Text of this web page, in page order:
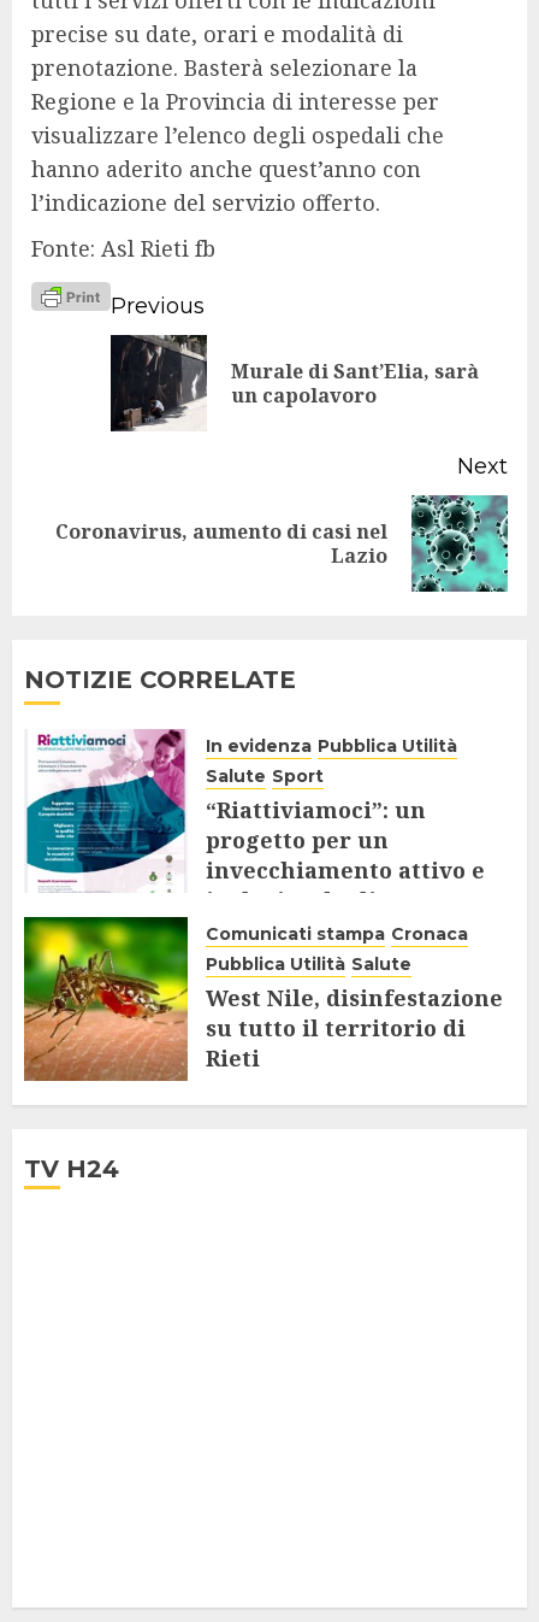
precise su date, orari e modalità di
prenotazione. Basterà selezionare la
Regione e la Provincia di interesse per
visualizzare l’elenco degli ospedali che
hanno aderito anche quest’anno con
l’indicazione del servizio offerto.
Fonte: Asl Rieti fb
Continue
Reading
Previous
Murale di Sant’Elia, sarà
un capolavoro
Next
Next
Coronavirus, aumento di casi nel
Lazio
NOTIZIE CORRELATE
In evidenza Pubblica Utilità
Salute Sport
“Riattiviamoci”: un
progetto per un
invecchiamento attivo e
inclusivo degli Over 65
9 AGOSTO 2025
Comunicati stampa Cronaca
Pubblica Utilità Salute
West Nile, disinfestazione
su tutto il territorio di
Rieti
TV H24